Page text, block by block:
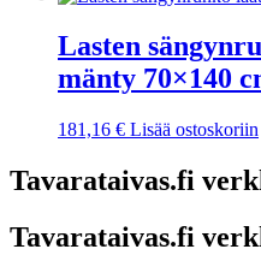
Lasten
mänty 70×140
181,16 € Lisää ostoskoriin
Tavarataivas.fi
Tavarataivas.fi